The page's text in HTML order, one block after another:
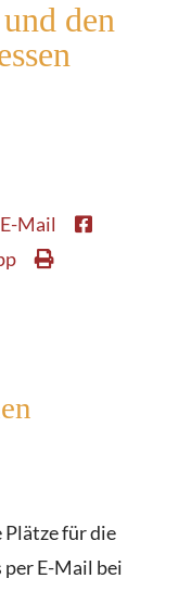
den
Mail
Plätze für die
E-Mail bei